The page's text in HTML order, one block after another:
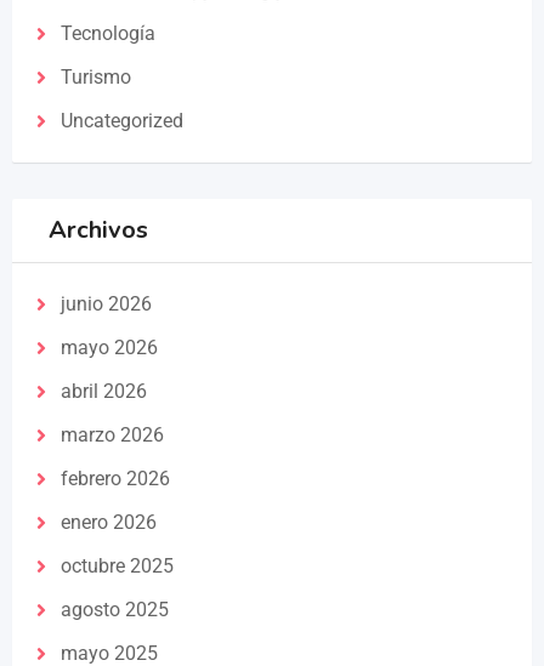
Tecnología
Turismo
Uncategorized
Archivos
junio 2026
mayo 2026
abril 2026
marzo 2026
febrero 2026
enero 2026
octubre 2025
agosto 2025
mayo 2025